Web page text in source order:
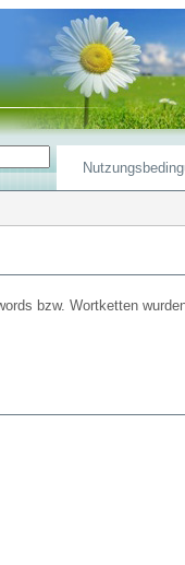
bzw. Wortketten